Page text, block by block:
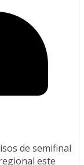
de semifinal
este